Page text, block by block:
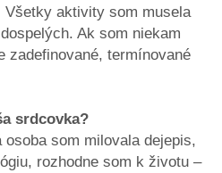
aktivity som musela
Ak som niekam
zadefinované, termínované
srdcovka?
som milovala dejepis,
rozhodne som k životu –